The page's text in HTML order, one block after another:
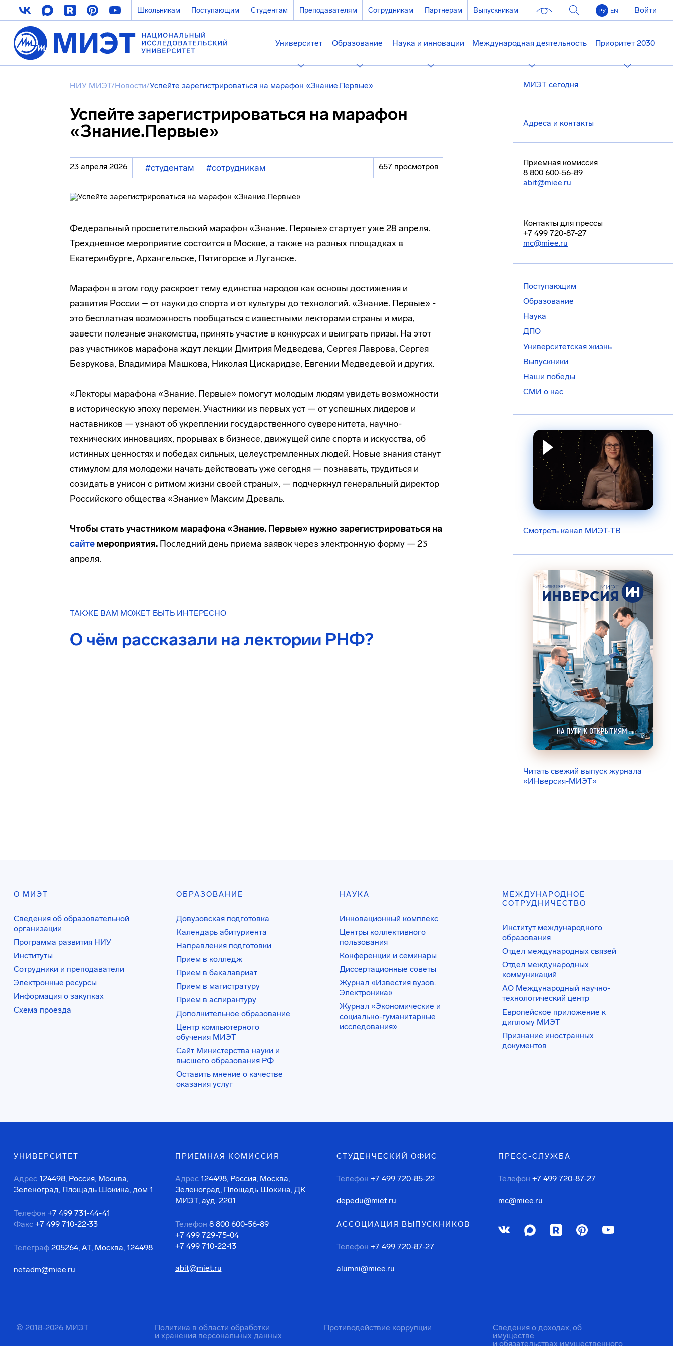
Школьникам Поступающим Студентам Преподавателям Сотрудникам Партнерам Выпускникам РУ EN Войти
Университет Образование Наука и инновации Международная деятельность Приоритет 2030
НИУ МИЭТ/Новости/Успейте зарегистрироваться на марафон «Знание.Первые»
Успейте зарегистрироваться на марафон
«Знание.Первые»
23 апреля 2026 #студентам #сотрудникам 657 просмотров
Федеральный просветительский марафон «Знание. Первые» стартует уже 28 апреля.
Трехдневное мероприятие состоится в Москве, а также на разных площадках в
Екатеринбурге, Архангельске, Пятигорске и Луганске.
Марафон в этом году раскроет тему единства народов как основы достижения и
развития России – от науки до спорта и от культуры до технологий. «Знание. Первые» -
это бесплатная возможность пообщаться с известными лекторами страны и мира,
завести полезные знакомства, принять участие в конкурсах и выиграть призы. На этот
раз участников марафона ждут лекции Дмитрия Медведева, Сергея Лаврова, Сергея
Безрукова, Владимира Машкова, Николая Цискаридзе, Евгении Медведевой и других.
«Лекторы марафона «Знание. Первые» помогут молодым людям увидеть возможности
в историческую эпоху перемен. Участники из первых уст — от успешных лидеров и
наставников — узнают об укреплении государственного суверенитета, научно-
технических инновациях, прорывах в бизнесе, движущей силе спорта и искусства, об
истинных ценностях и победах сильных, целеустремленных людей. Новые знания станут
стимулом для молодежи начать действовать уже сегодня — познавать, трудиться и
созидать в унисон с ритмом жизни своей страны», — подчеркнул генеральный директор
Российского общества «Знание» Максим Древаль.
Чтобы стать участником марафона «Знание. Первые» нужно зарегистрироваться на
сайте мероприятия. Последний день приема заявок через электронную форму — 23
апреля.
ТАКЖЕ ВАМ МОЖЕТ БЫТЬ ИНТЕРЕСНО
О чём рассказали на лектории РНФ?
МИЭТ сегодня
Адреса и контакты
Приемная комиссия
8 800 600-56-89
abit@miee.ru
Контакты для прессы
+7 499 720-87-27
mc@miee.ru
Поступающим
Образование
Наука
ДПО
Университетская жизнь
Выпускники
Наши победы
СМИ о нас
Смотреть канал МИЭТ-ТВ
Читать свежий выпуск журнала
«ИНверсия-МИЭТ»
О МИЭТ
Сведения об образовательной
организации
Программа развития НИУ
Институты
Сотрудники и преподаватели
Электронные ресурсы
Информация о закупках
Схема проезда
ОБРАЗОВАНИЕ
Довузовская подготовка
Календарь абитуриента
Направления подготовки
Прием в колледж
Прием в бакалавриат
Прием в магистратуру
Прием в аспирантуру
Дополнительное образование
Центр компьютерного
обучения МИЭТ
Сайт Министерства науки и
высшего образования РФ
Оставить мнение о качестве
оказания услуг
НАУКА
Инновационный комплекс
Центры коллективного
пользования
Конференции и семинары
Диссертационные советы
Журнал «Известия вузов.
Электроника»
Журнал «Экономические и
социально-гуманитарные
исследования»
МЕЖДУНАРОДНОЕ
СОТРУДНИЧЕСТВО
Институт международного
образования
Отдел международных связей
Отдел международных
коммуникаций
АО Международный научно-
технологический центр
Европейское приложение к
диплому МИЭТ
Признание иностранных
документов
УНИВЕРСИТЕТ
Адрес 124498, Россия, Москва,
Зеленоград, Площадь Шокина, дом 1
Телефон +7 499 731-44-41
Факс +7 499 710-22-33
Телеграф 205264, АТ, Москва, 124498
netadm@miee.ru
ПРИЕМНАЯ КОМИССИЯ
Адрес 124498, Россия, Москва,
Зеленоград, Площадь Шокина, ДК
МИЭТ, ауд. 2201
Телефон 8 800 600-56-89
+7 499 729-75-04
+7 499 710-22-13
abit@miet.ru
СТУДЕНЧЕСКИЙ ОФИС
Телефон +7 499 720-85-22
depedu@miet.ru
АССОЦИАЦИЯ ВЫПУСКНИКОВ
Телефон +7 499 720-87-27
alumni@miee.ru
ПРЕСС-СЛУЖБА
Телефон +7 499 720-87-27
mc@miee.ru
© 2018-2026 МИЭТ
Политика в области обработки
и хранения персональных данных
Противодействие коррупции
Сведения о доходах, об
имуществе
и обязательствах имущественного